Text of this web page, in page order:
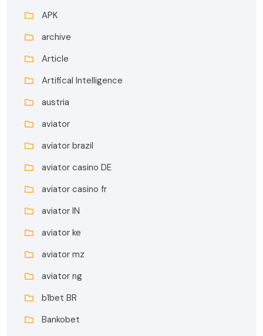
APK
archive
Article
Artifical Intelligence
austria
aviator
aviator brazil
aviator casino DE
aviator casino fr
aviator IN
aviator ke
aviator mz
aviator ng
b1bet BR
Bankobet